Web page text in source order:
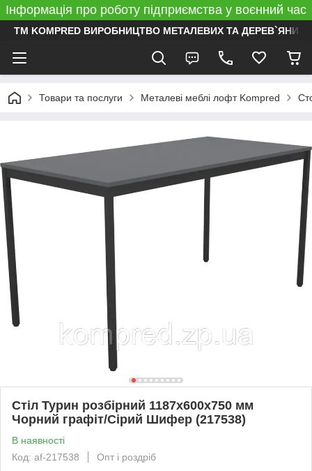
Інформація про роботу підприємства у воєнний час
ТМ KOMPRED ВИРОБНИЦТВО МЕТАЛЕВИХ ТА ДЕРЕВ`ЯНИХ
Товари та послуги Металеві меблі лофт Kompred
Стіл Турин розбірний 1187х600х750 мм
Чорний графіт/Сірий Шифер (217538)
В наявності
Код: af-217538
Опт і роздріб